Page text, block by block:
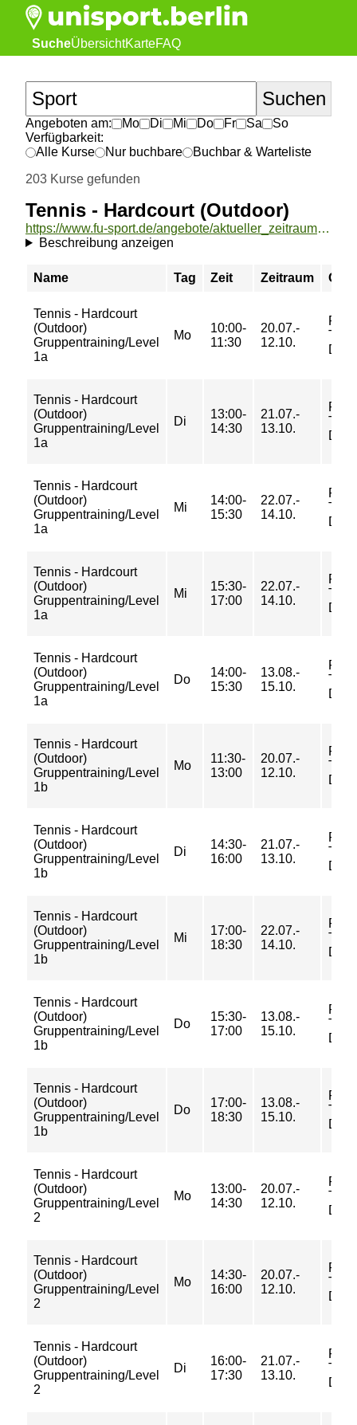
SucheÜbersichtKarteFAQ
Angeboten am: Mo Di Mi Do Fr Sa
So
Verfügbarkeit:
Alle Kurse
Nur buchbare
Buchbar & Warteliste
203 Kurse gefunden
Tennis - Hardcourt (Outdoor)
https://www.fu-sport.de/angebote/aktueller_zeitraum/_Tennis_-_Hardcourt__Outdoor_.html
Beschreibung anzeigen
Name Tag Zeit Zeitraum Ort
Tennis - Hardcourt
(Outdoor)
Gruppentraining/Level
1a
Mo
10:00-
11:30
20.07.-
12.10.
FU-
Tennis - Hardcourt
(Outdoor)
Gruppentraining/Level
1a
Di
13:00-
14:30
21.07.-
13.10.
FU-
Tennis - Hardcourt
(Outdoor)
Gruppentraining/Level
1a
Mi
14:00-
15:30
22.07.-
14.10.
FU-
Tennis - Hardcourt
(Outdoor)
Gruppentraining/Level
1a
Mi
15:30-
17:00
22.07.-
14.10.
FU-
Tennis - Hardcourt
(Outdoor)
Gruppentraining/Level
1a
Do
14:00-
15:30
13.08.-
15.10.
FU-
Tennis - Hardcourt
(Outdoor)
Gruppentraining/Level
1b
Mo
11:30-
13:00
20.07.-
12.10.
FU-
Tennis - Hardcourt
(Outdoor)
Gruppentraining/Level
1b
Di
14:30-
16:00
21.07.-
13.10.
FU-
Tennis - Hardcourt
(Outdoor)
Gruppentraining/Level
1b
Mi
17:00-
18:30
22.07.-
14.10.
FU-
Tennis - Hardcourt
(Outdoor)
Gruppentraining/Level
1b
Do
15:30-
17:00
13.08.-
15.10.
FU-
Tennis - Hardcourt
(Outdoor)
Gruppentraining/Level
1b
Do
17:00-
18:30
13.08.-
15.10.
FU-
Tennis - Hardcourt
(Outdoor)
Gruppentraining/Level
2
Mo
13:00-
14:30
20.07.-
12.10.
FU-
Tennis - Hardcourt
(Outdoor)
Gruppentraining/Level
2
Mo
14:30-
16:00
20.07.-
12.10.
FU-
Tennis - Hardcourt
(Outdoor)
Gruppentraining/Level
2
Di
16:00-
17:30
21.07.-
13.10.
FU-